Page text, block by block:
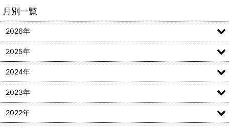
月別一覧
2026年
2025年
2024年
2023年
2022年